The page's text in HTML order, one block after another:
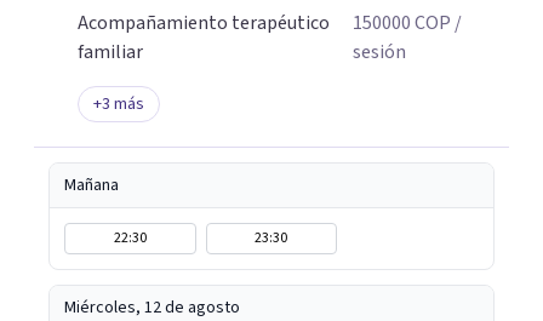
Acompañamiento terapéutico
familiar
150000COP /
sesión
+3 más
Mañana
22:30 23:30
Miércoles, 12 de agosto